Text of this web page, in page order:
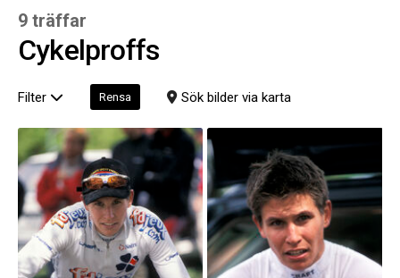
9 träffar
Cykelproffs
Filter Rensa Sök bilder via karta